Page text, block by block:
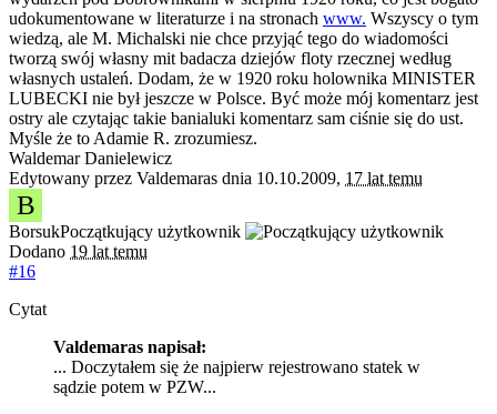
udokumentowane w literaturze i na stronach www. Wszyscy o tym
wiedzą, ale M. Michalski nie chce przyjąć tego do wiadomości
tworzą swój własny mit badacza dziejów floty rzecznej według
własnych ustaleń. Dodam, że w 1920 roku holownika MINISTER
LUBECKI nie był jeszcze w Polsce. Być może mój komentarz jest
ostry ale czytając takie banialuki komentarz sam ciśnie się do ust.
Myśle że to Adamie R. zrozumiesz.
Waldemar Danielewicz
Edytowany przez Valdemaras dnia 10.10.2009, 17 lat temu
B
BorsukPoczątkujący użytkownik
Dodano 19 lat temu
#16
Cytat
Valdemaras napisał:
... Doczytałem się że najpierw rejestrowano statek w
sądzie potem w PZW...